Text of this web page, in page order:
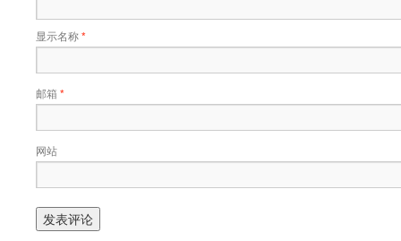
显示名称*
邮箱 *
网站